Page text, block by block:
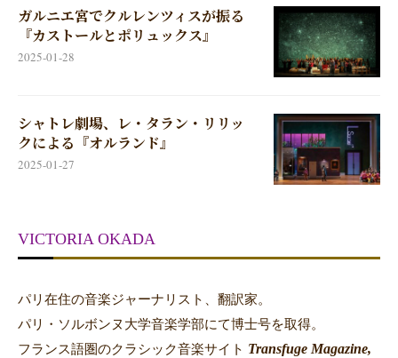
ガルニエ宮でクルレンツィスが振る
『カストールとポリュックス』
2025-01-28
シャトレ劇場、レ・タラン・リリッ
クによる『オルランド』
2025-01-27
VICTORIA OKADA
パリ在住の音楽ジャーナリスト、翻訳家。
パリ・ソルボンヌ大学音楽学部にて博士号を取得。
フランス語圏のクラシック音楽サイト Transfuge Magazine,